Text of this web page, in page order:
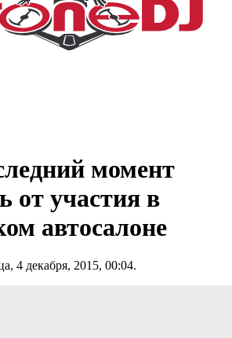
момент
от участия в
автосалоне
4 декабря, 2015, 00:04.